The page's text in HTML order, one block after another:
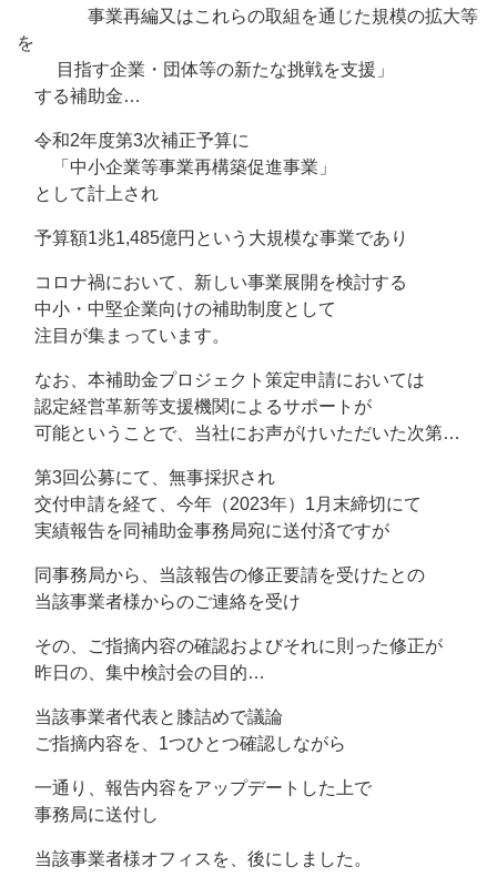
事業再編又はこれらの取組を通じた規模の拡大等
を
目指す企業・団体等の新たな挑戦を支援」
する補助金…
令和2年度第3次補正予算に
「中小企業等事業再構築促進事業」
として計上され
予算額1兆1,485億円という大規模な事業であり
コロナ禍において、新しい事業展開を検討する
中小・中堅企業向けの補助制度として
注目が集まっています。
なお、本補助金プロジェクト策定申請においては
認定経営革新等支援機関によるサポートが
可能ということで、当社にお声がけいただいた次第…
第3回公募にて、無事採択され
交付申請を経て、今年（2023年）1月末締切にて
実績報告を同補助金事務局宛に送付済ですが
同事務局から、当該報告の修正要請を受けたとの
当該事業者様からのご連絡を受け
その、ご指摘内容の確認およびそれに則った修正が
昨日の、集中検討会の目的…
当該事業者代表と膝詰めで議論
ご指摘内容を、1つひとつ確認しながら
一通り、報告内容をアップデートした上で
事務局に送付し
当該事業者様オフィスを、後にしました。